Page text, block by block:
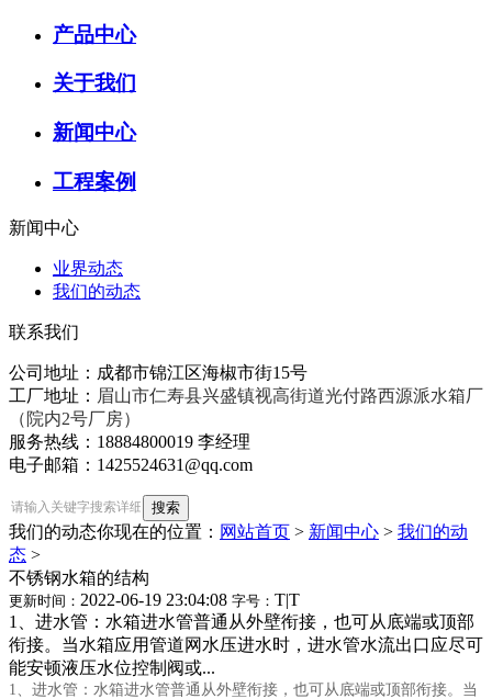
产品中心
关于我们
新闻中心
工程案例
新闻中心
业界动态
我们的动态
联系我们
公司地址：成都市锦江区海椒市街15号
工厂地址： 眉山市仁寿县兴盛镇视高街道光付路西源派水箱厂
（院内2号厂房）
服务热线：18884800019 李经理
电子邮箱：1425524631@qq.com
我们的动态你现在的位置： 网站首页 > 新闻中心 > 我们的动
态 >
不锈钢水箱的结构
更新时间： 2022-06-19 23:04:08 字号： T|T
1、进水管：水箱进水管普通从外壁衔接，也可从底端或顶部
衔接。当水箱应用管道网水压进水时，进水管水流出口应尽可
能安顿液压水位控制阀或...
1、进水管：水箱进水管普通从外壁衔接，也可从底端或顶部衔接。当